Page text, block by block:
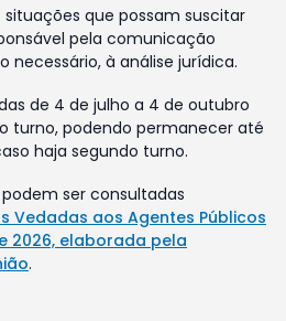
situações que possam suscitar
pela comunicação
necessário, à análise jurídica.
de 4 de julho a 4 de outubro
turno, podendo permanecer até
haja segundo turno.
ser consultadas
Vedadas aos Agentes Públicos
2026, elaborada pela
.